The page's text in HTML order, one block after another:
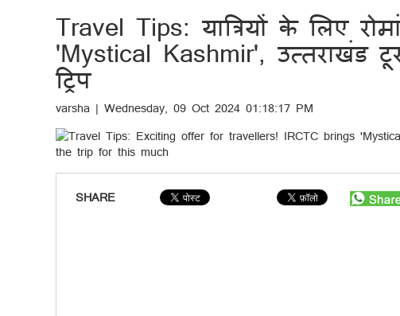
Travel Tips: यात्रियों के लिए
'Mystical Kashmir',
ट्रिप
varsha | Wednesday, 09 Oct 2024 01:18:17 PM
SHARE